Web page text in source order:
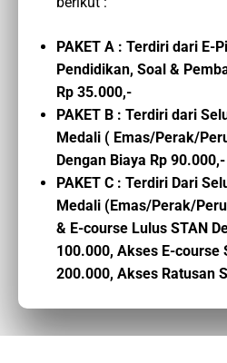
PAKET A : Terdiri dari E-
Pendidikan, Soal &
Rp 35.000,-
PAKET B : Terdiri dari
Medali ( Emas/Perak/
Dengan Biaya Rp 90.000,-
PAKET C : Terdiri Dari
Medali (Emas/Perak/
& E-course Lulus STAN
100.000, Akses E-course
200.000, Akses Ratusan